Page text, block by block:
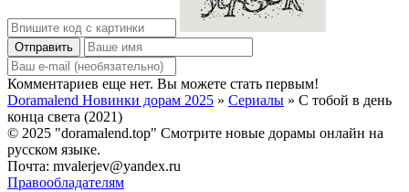
Отправить
Комментариев еще нет. Вы можете стать первым!
Doramalend Новинки дорам 2025 » Сериалы » С тобой в день
конца света (2021)
© 2025 "doramalend.top" Смотрите новые дорамы онлайн на
русском языке.
Почта: mvalerjev@yandex.ru
Правообладателям